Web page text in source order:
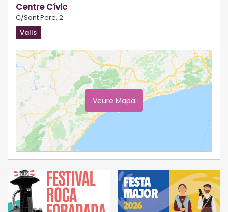
Centre Cívic
C/Sant Pere, 2
Valls
Veure Mapa